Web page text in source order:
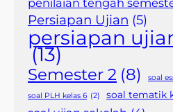
penilaian tengah
Persiapan Ujian (5)
persiapan
(13)
Semester 2 (8) soal
soal PLH kelas 6 (2) soal tematik